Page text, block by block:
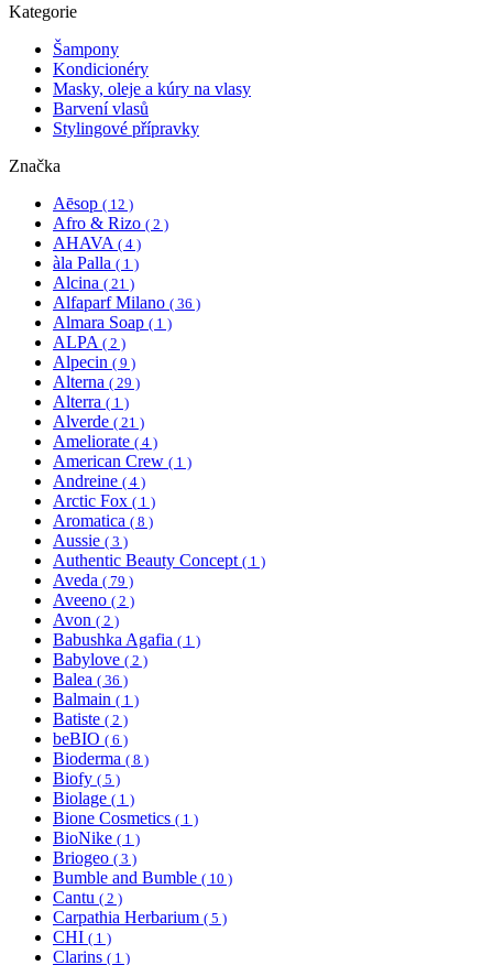
Kategorie
Šampony
Kondicionéry
Masky, oleje a kúry na vlasy
Barvení vlasů
Stylingové přípravky
Značka
Aēsop ( 12 )
Afro & Rizo ( 2 )
AHAVA ( 4 )
àla Palla ( 1 )
Alcina ( 21 )
Alfaparf Milano ( 36 )
Almara Soap ( 1 )
ALPA ( 2 )
Alpecin ( 9 )
Alterna ( 29 )
Alterra ( 1 )
Alverde ( 21 )
Ameliorate ( 4 )
American Crew ( 1 )
Andreine ( 4 )
Arctic Fox ( 1 )
Aromatica ( 8 )
Aussie ( 3 )
Authentic Beauty Concept ( 1 )
Aveda ( 79 )
Aveeno ( 2 )
Avon ( 2 )
Babushka Agafia ( 1 )
Babylove ( 2 )
Balea ( 36 )
Balmain ( 1 )
Batiste ( 2 )
beBIO ( 6 )
Bioderma ( 8 )
Biofy ( 5 )
Biolage ( 1 )
Bione Cosmetics ( 1 )
BioNike ( 1 )
Briogeo ( 3 )
Bumble and Bumble ( 10 )
Cantu ( 2 )
Carpathia Herbarium ( 5 )
CHI ( 1 )
Clarins ( 1 )